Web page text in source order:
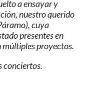
a ensayar y
nuestro querido
cuya
presentes en
múltiples proyectos.
conciertos.